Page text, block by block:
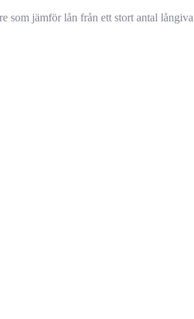
som jämför lån från ett stort antal